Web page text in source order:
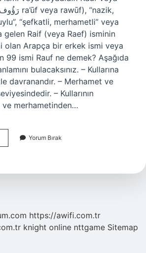
“şefkatli, merhametli” veya
gelen Raif (veya Raef) isminin
olan Arapça bir erkek ismi veya
99 ismi Rauf ne demek? Aşağıda
bulacaksınız. – Kullarına
davranandır. – Merhamet ve
– Kullarının
ve merhametinden…
Yorum Bırak
https://awifi.com.tr
knight online nttgame Sitemap